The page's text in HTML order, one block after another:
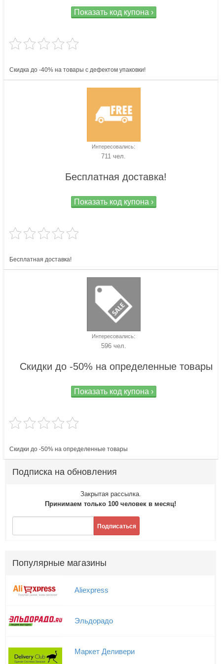
Показать код купона ›
Скидка до -40% на товары с дефектом упаковки!
Интересовались:
711 чел.
Бесплатная доставка!
Показать код купона ›
Бесплатная доставка!
Интересовались:
596 чел.
Скидки до -50% на определенные товары
Показать код купона ›
Скидки до -50% на определенные товары
Подписка на обновления
Закрытая рассылка.
Принимаем только 100 человек в месяц!
Подписаться
Популярные магазины
Aliexpress
Эльдорадо
Маркет Деливери